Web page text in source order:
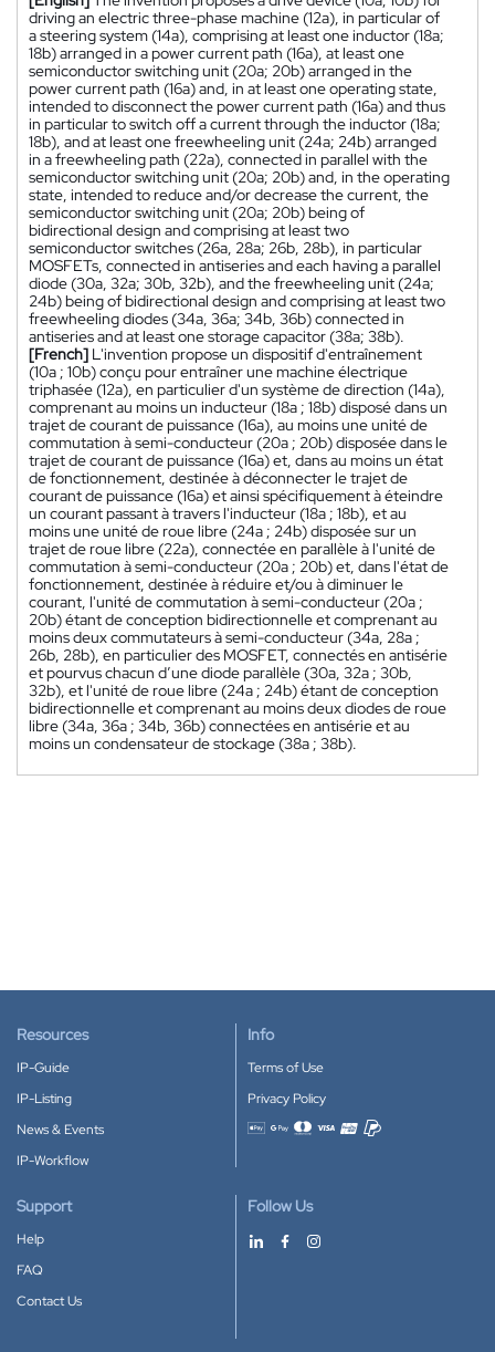
driving an electric three-phase machine (12a), in particular of
a steering system (14a), comprising at least one inductor (18a;
18b) arranged in a power current path (16a), at least one
semiconductor switching unit (20a; 20b) arranged in the
power current path (16a) and, in at least one operating state,
intended to disconnect the power current path (16a) and thus
in particular to switch off a current through the inductor (18a;
18b), and at least one freewheeling unit (24a; 24b) arranged
in a freewheeling path (22a), connected in parallel with the
semiconductor switching unit (20a; 20b) and, in the operating
state, intended to reduce and/or decrease the current, the
semiconductor switching unit (20a; 20b) being of
bidirectional design and comprising at least two
semiconductor switches (26a, 28a; 26b, 28b), in particular
MOSFETs, connected in antiseries and each having a parallel
diode (30a, 32a; 30b, 32b), and the freewheeling unit (24a;
24b) being of bidirectional design and comprising at least two
freewheeling diodes (34a, 36a; 34b, 36b) connected in
antiseries and at least one storage capacitor (38a; 38b).
[French] L'invention propose un dispositif d'entraînement
(10a ; 10b) conçu pour entraîner une machine électrique
triphasée (12a), en particulier d'un système de direction (14a),
comprenant au moins un inducteur (18a ; 18b) disposé dans un
trajet de courant de puissance (16a), au moins une unité de
commutation à semi-conducteur (20a ; 20b) disposée dans le
trajet de courant de puissance (16a) et, dans au moins un état
de fonctionnement, destinée à déconnecter le trajet de
courant de puissance (16a) et ainsi spécifiquement à éteindre
un courant passant à travers l'inducteur (18a ; 18b), et au
moins une unité de roue libre (24a ; 24b) disposée sur un
trajet de roue libre (22a), connectée en parallèle à l'unité de
commutation à semi-conducteur (20a ; 20b) et, dans l'état de
fonctionnement, destinée à réduire et/ou à diminuer le
courant, l'unité de commutation à semi-conducteur (20a ;
20b) étant de conception bidirectionnelle et comprenant au
moins deux commutateurs à semi-conducteur (34a, 28a ;
26b, 28b), en particulier des MOSFET, connectés en antisérie
et pourvus chacun d’une diode parallèle (30a, 32a ; 30b,
32b), et l'unité de roue libre (24a ; 24b) étant de conception
bidirectionnelle et comprenant au moins deux diodes de roue
libre (34a, 36a ; 34b, 36b) connectées en antisérie et au
moins un condensateur de stockage (38a ; 38b).
Resources
IP-Guide
IP-Listing
News & Events
IP-Workflow
Info
Terms of Use
Privacy Policy
Accepted payment methods
Support
Help
FAQ
Contact Us
Follow Us